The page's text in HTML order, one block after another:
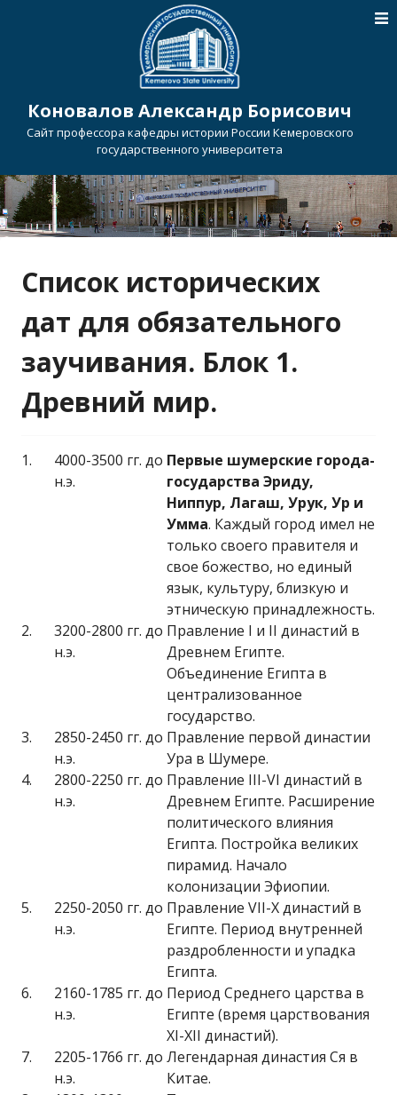
Коновалов Александр Борисович
Сайт профессора кафедры истории России Кемеровского
государственного университета
Список исторических
дат для обязательного
заучивания. Блок 1.
Древний мир.
1.
4000-3500 гг. до
н.э.
Первые шумерские города-
государства Эриду,
Ниппур, Лагаш, Урук, Ур и
Умма. Каждый город имел не
только своего правителя и
свое божество, но единый
язык, культуру, близкую и
этническую принадлежность.
2.
3200-2800 гг. до
н.э.
Правление I и II династий в
Древнем Египте.
Объединение Египта в
централизованное
государство.
3.
2850-2450 гг. до
н.э.
Правление первой династии
Ура в Шумере.
4.
2800-2250 гг. до
н.э.
Правление III-VI династий в
Древнем Египте. Расширение
политического влияния
Египта. Постройка великих
пирамид. Начало
колонизации Эфиопии.
5.
2250-2050 гг. до
н.э.
Правление VII-X династий в
Египте. Период внутренней
раздробленности и упадка
Египта.
6.
2160-1785 гг. до
н.э.
Период Среднего царства в
Египте (время царствования
XI-XII династий).
7.
2205-1766 гг. до
н.э.
Легендарная династия Ся в
Китае.